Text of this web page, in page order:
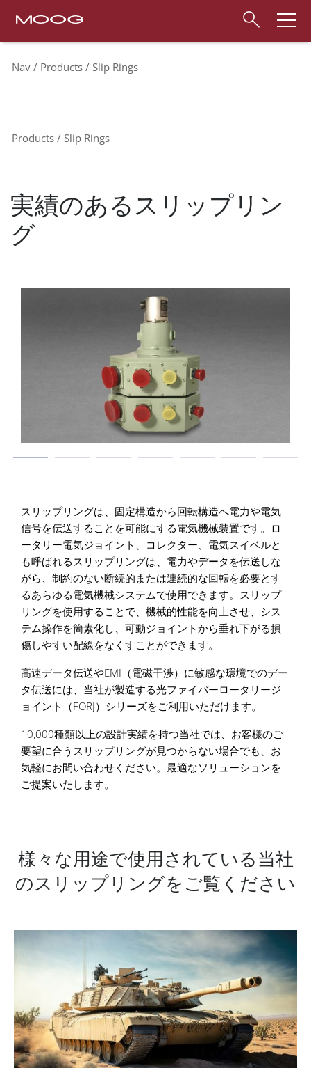
Nav Products Slip Rings
Products Slip Rings
実績のあるスリップリン
グ
スリップリングは、固定構造から回転構造へ電力や電気
信号を伝送することを可能にする電気機械装置です。ロ
ータリー電気ジョイント、コレクター、電気スイベルと
も呼ばれるスリップリングは、電力やデータを伝送しな
がら、制約のない断続的または連続的な回転を必要とす
るあらゆる電気機械システムで使用できます。スリップ
リングを使用することで、機械的性能を向上させ、シス
テム操作を簡素化し、可動ジョイントから垂れ下がる損
傷しやすい配線をなくすことができます。
高速データ伝送やEMI（電磁干渉）に敏感な環境でのデー
タ伝送には、当社が製造する光ファイバーロータリージ
ョイント（FORJ）シリーズをご利用いただけます。
10,000種類以上の設計実績を持つ当社では、お客様のご
要望に合うスリップリングが見つからない場合でも、お
気軽にお問い合わせください。最適なソリューションを
ご提案いたします。
様々な用途で使用されている当社
のスリップリングをご覧ください